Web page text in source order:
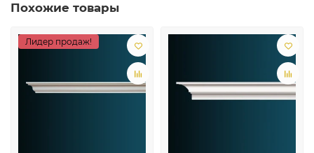
Похожие товары
Лидер продаж!